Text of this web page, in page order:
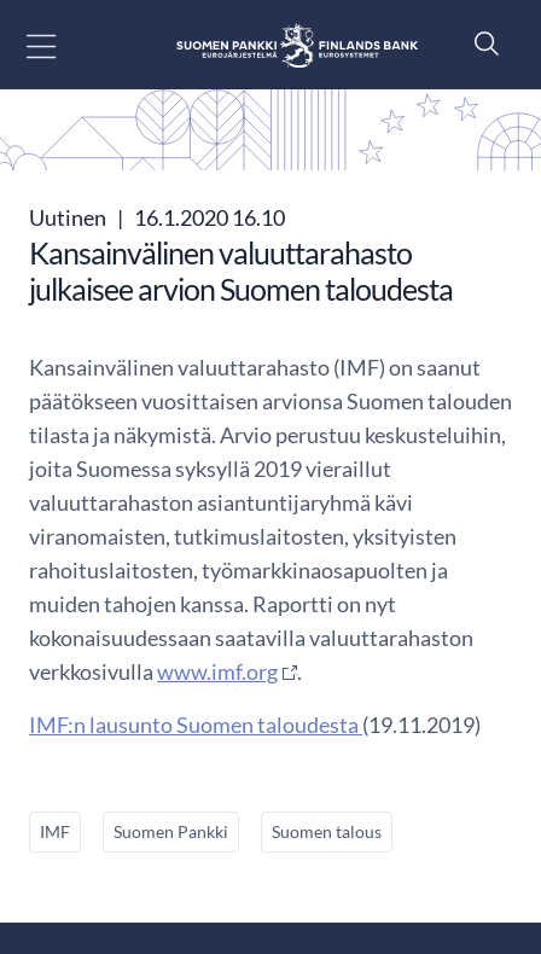
Uutinen | 16.1.2020 16.10
Kansainvälinen valuuttarahasto
julkaisee arvion Suomen taloudesta
Kansainvälinen valuuttarahasto (IMF) on saanut
päätökseen vuosittaisen arvionsa Suomen talouden
tilasta ja näkymistä. Arvio perustuu keskusteluihin,
joita Suomessa syksyllä 2019 vieraillut
valuuttarahaston asiantuntijaryhmä kävi
viranomaisten, tutkimuslaitosten, yksityisten
rahoituslaitosten, työmarkkinaosapuolten ja
muiden tahojen kanssa. Raportti on nyt
kokonaisuudessaan saatavilla valuuttarahaston
verkkosivullawww.imf.org
.
IMF:n lausunto Suomen taloudesta (19.11.2019)
IMF Suomen Pankki Suomen talous